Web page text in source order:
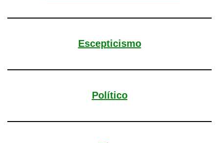
Escepticismo
Político